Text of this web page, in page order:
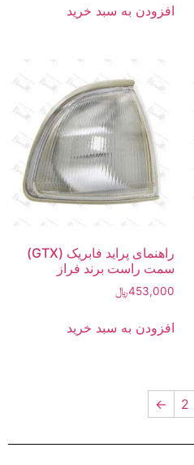
افزودن به سبد خرید
راهنمای پراید فابریک (GTX)
سمت راست برند فراز
453,000﷼
افزودن به سبد خرید
2
←